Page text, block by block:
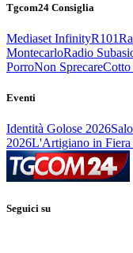
Tgcom24 Consiglia
Mediaset InfinityR101
MontecarloRadio
PorroNon SprecareCotto
Eventi
Identità Golose 2026
2026L'Artigiano in Fiera
Seguici su